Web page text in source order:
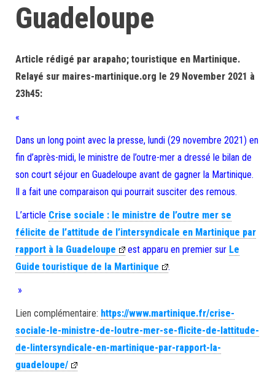
Guadeloupe
Article rédigé par arapaho; touristique en Martinique.
Relayé sur maires-martinique.org le 29 November 2021 à
23h45:
«
Dans un long point avec la presse, lundi (29 novembre 2021) en
fin d’après-midi, le ministre de l’outre-mer a dressé le bilan de
son court séjour en Guadeloupe avant de gagner la Martinique.
Il a fait une comparaison qui pourrait susciter des remous.
L’article Crise sociale : le ministre de l’outre mer se
félicite de l’attitude de l’intersyndicale en Martinique par
rapport à la Guadeloupe
est apparu en premier sur Le
Guide touristique de la Martinique
.
»
Lien complémentaire: https://www.martinique.fr/crise-
sociale-le-ministre-de-loutre-mer-se-flicite-de-lattitude-
de-lintersyndicale-en-martinique-par-rapport-la-
guadeloupe/